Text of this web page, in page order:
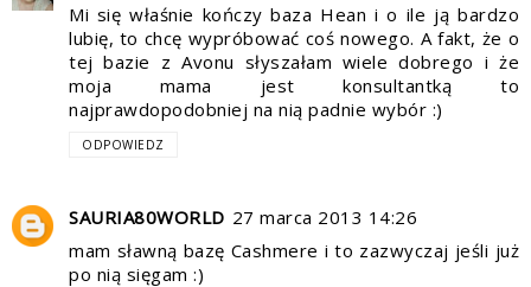
Mi się właśnie kończy baza Hean i o ile ją bardzo
lubię, to chcę wypróbować coś nowego. A fakt, że o
tej bazie z Avonu słyszałam wiele dobrego i że
moja mama jest konsultantką to
najprawdopodobniej na nią padnie wybór :)
ODPOWIEDZ
SAURIA80WORLD 27 marca 2013 14:26
mam sławną bazę Cashmere i to zazwyczaj jeśli już
po nią sięgam :)